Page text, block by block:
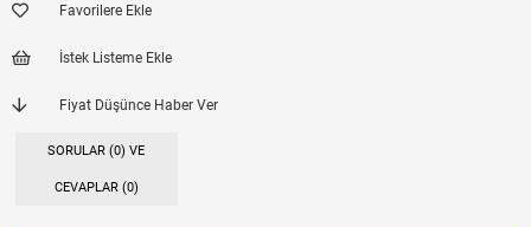
Favorilere Ekle
İstek Listeme Ekle
Fiyat Düşünce Haber Ver
SORULAR (0) VE
CEVAPLAR (0)